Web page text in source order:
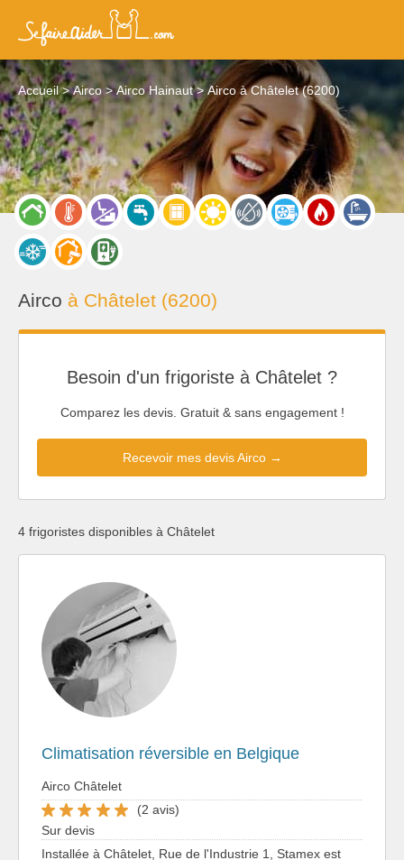
Accueil Airco Airco Hainaut Airco à Châtelet (6200)
Airco à Châtelet (6200)
Besoin d'un frigoriste à Châtelet ?
Comparez les devis. Gratuit & sans engagement !
Recevoir mes devis Airco →
4 frigoristes disponibles à Châtelet
Climatisation réversible en Belgique
Airco Châtelet
(2 avis)
Sur devis
Installée à Châtelet, Rue de l'Industrie 1, Stamex est